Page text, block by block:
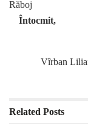
Întocmit,
Vîrban
Related Posts